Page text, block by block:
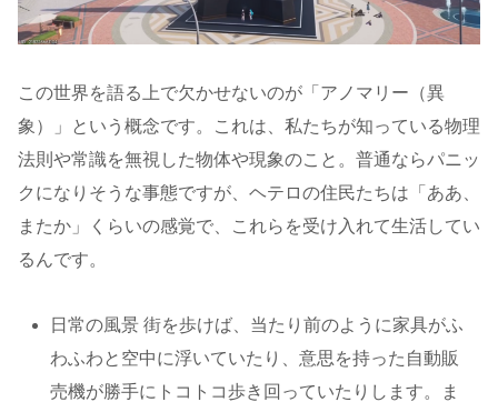
この世界を語る上で欠かせないのが「アノマリー（異
象）」という概念です。これは、私たちが知っている物理
法則や常識を無視した物体や現象のこと。普通ならパニッ
クになりそうな事態ですが、ヘテロの住民たちは「ああ、
またか」くらいの感覚で、これらを受け入れて生活してい
るんです。
日常の風景 街を歩けば、当たり前のように家具がふ
わふわと空中に浮いていたり、意思を持った自動販
売機が勝手にトコトコ歩き回っていたりします。ま